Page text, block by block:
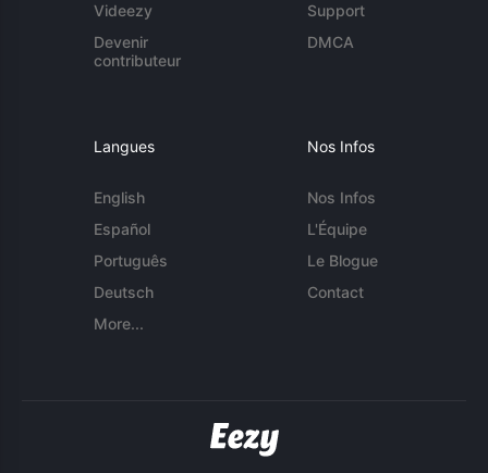
Videezy
Devenir
contributeur
Support
DMCA
Langues
English
Español
Português
Deutsch
More...
Nos Infos
Nos Infos
L'Équipe
Le Blogue
Contact